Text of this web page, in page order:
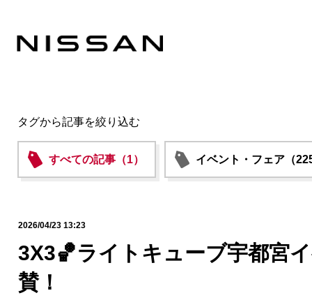
タグから記事を絞り込む
すべての記事（1） イベント・フェア（
2026/04/23 13:23
3X3🏀ライトキューブ宇都宮
賛！